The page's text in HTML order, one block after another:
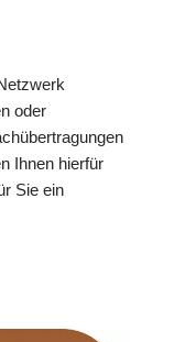
oder
Ihnen hierfür
Sie ein